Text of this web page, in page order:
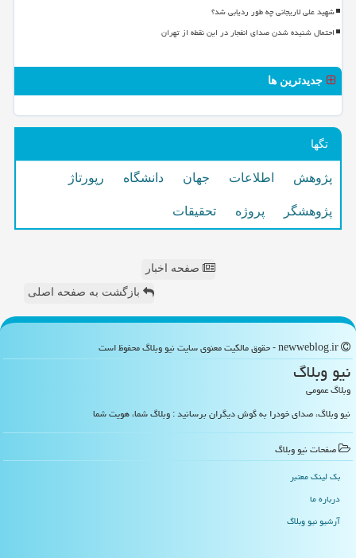
شهید علی لاریجانی چه طور ردیابی شد؟
احتمال شنیده شدن صدای انفجار در این نقطه از تهران
جدیدترین ها
تگها
پژوهش اطلاعات جهان دانشگاه رپورتاژ
پژوهشگر پروژه تحقیقات
صفحه اخبار
بازگشت به صفحه اصلی
نیو وبلاگ
وبلاگ عمومی
نیو وبلاگ، صدای خودرا به گوش دیگران برسانید : وبلاگ شما، هویت شما
صفحات نیو وبلاگ
بک لینک معتبر
درباره ما
آرشیو نیو وبلاگ